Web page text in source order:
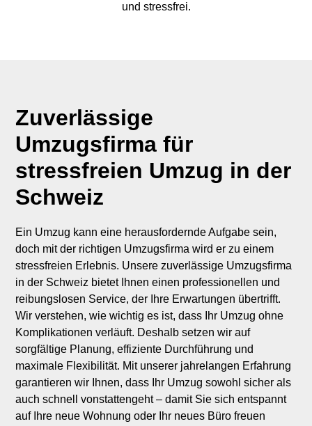
und stressfrei.
Zuverlässige
Umzugsfirma für
stressfreien Umzug in der
Schweiz
Ein Umzug kann eine herausfordernde Aufgabe sein,
doch mit der richtigen Umzugsfirma wird er zu einem
stressfreien Erlebnis. Unsere zuverlässige Umzugsfirma
in der Schweiz bietet Ihnen einen professionellen und
reibungslosen Service, der Ihre Erwartungen übertrifft.
Wir verstehen, wie wichtig es ist, dass Ihr Umzug ohne
Komplikationen verläuft. Deshalb setzen wir auf
sorgfältige Planung, effiziente Durchführung und
maximale Flexibilität. Mit unserer jahrelangen Erfahrung
garantieren wir Ihnen, dass Ihr Umzug sowohl sicher als
auch schnell vonstattengeht – damit Sie sich entspannt
auf Ihre neue Wohnung oder Ihr neues Büro freuen